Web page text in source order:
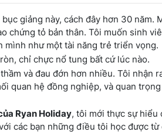
giảng này, cách đây hơn 30 năm.
chứng tỏ bản thân. Tôi muốn sinh
mình như một tài năng trẻ triển vọng.
chỉ chực nổ tung bất cứ lúc nào.
và đau đớn hơn nhiều. Tôi nhận
quan hệ đồng nghiệp, và quan
Ryan Holiday, tôi mới thực sự hiểu
các bạn những điều tôi học được từ